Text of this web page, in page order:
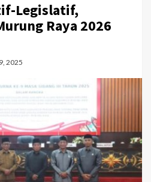
Legislatif,
Raya 2026
2025